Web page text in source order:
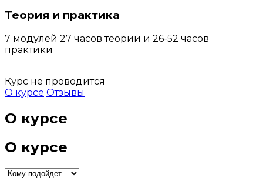
Теория и практика
7 модулей 27 часов теории и 26-52 часов
практики
Курс не проводится
О курсе Отзывы
О курсе
О курсе